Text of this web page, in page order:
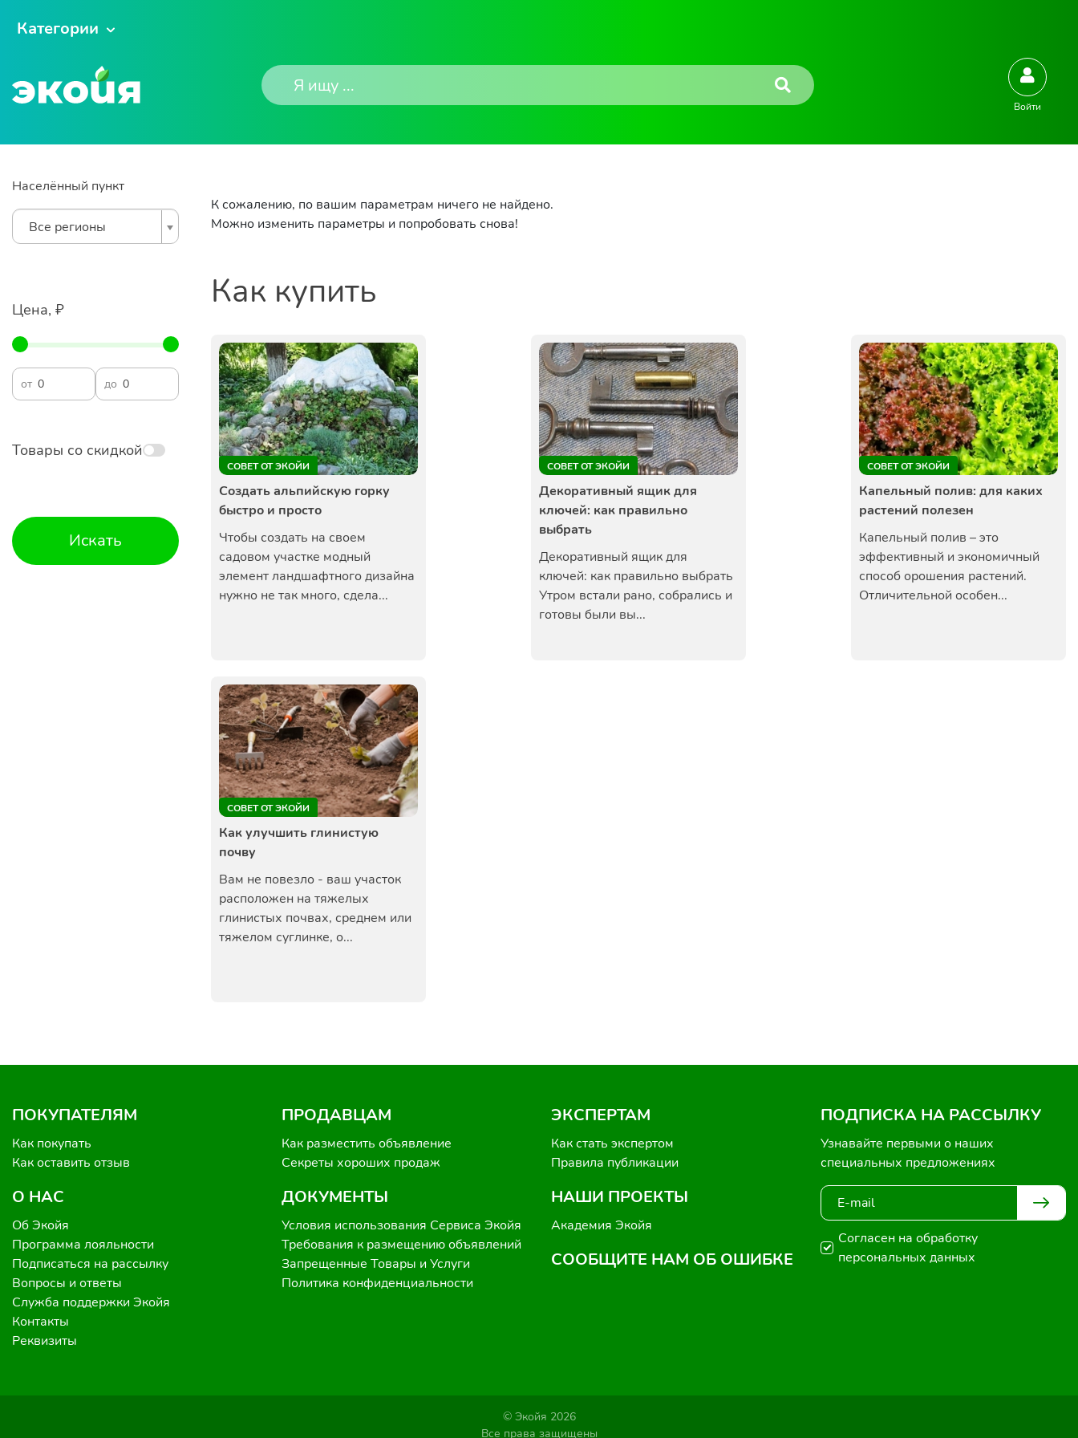
Категории
Войти
Населённый пункт
Все регионы
Цена, ₽
от до
Товары со скидкой
Искать
К сожалению, по вашим параметрам ничего не найдено.
Можно изменить параметры и попробовать снова!
Как купить
СОВЕТ ОТ ЭКОЙИ
Создать альпийскую горку
быстро и просто
Чтобы создать на своем
садовом участке модный
элемент ландшафтного дизайна
нужно не так много, сдела...
СОВЕТ ОТ ЭКОЙИ
Декоративный ящик для
ключей: как правильно
выбрать
Декоративный ящик для
ключей: как правильно выбрать
Утром встали рано, собрались и
готовы были вы...
СОВЕТ ОТ ЭКОЙИ
Капельный полив: для каких
растений полезен
Капельный полив – это
эффективный и экономичный
способ орошения растений.
Отличительной особен...
СОВЕТ ОТ ЭКОЙИ
Как улучшить глинистую
почву
Вам не повезло - ваш участок
расположен на тяжелых
глинистых почвах, среднем или
тяжелом суглинке, о...
ПОКУПАТЕЛЯМ
Как покупать
Как оставить отзыв
О НАС
Об Экойя
Программа лояльности
Подписаться на рассылку
Вопросы и ответы
Служба поддержки Экойя
Контакты
Реквизиты
ПРОДАВЦАМ
Как разместить объявление
Секреты хороших продаж
ДОКУМЕНТЫ
Условия использования Сервиса Экойя
Требования к размещению объявлений
Запрещенные Товары и Услуги
Политика конфиденциальности
ЭКСПЕРТАМ
Как стать экспертом
Правила публикации
НАШИ ПРОЕКТЫ
Академия Экойя
СООБЩИТЕ НАМ ОБ ОШИБКЕ
ПОДПИСКА НА РАССЫЛКУ
Узнавайте первыми о наших
специальных предложениях
Согласен на обработку
персональных данных
© Экойя 2026
Все права защищены